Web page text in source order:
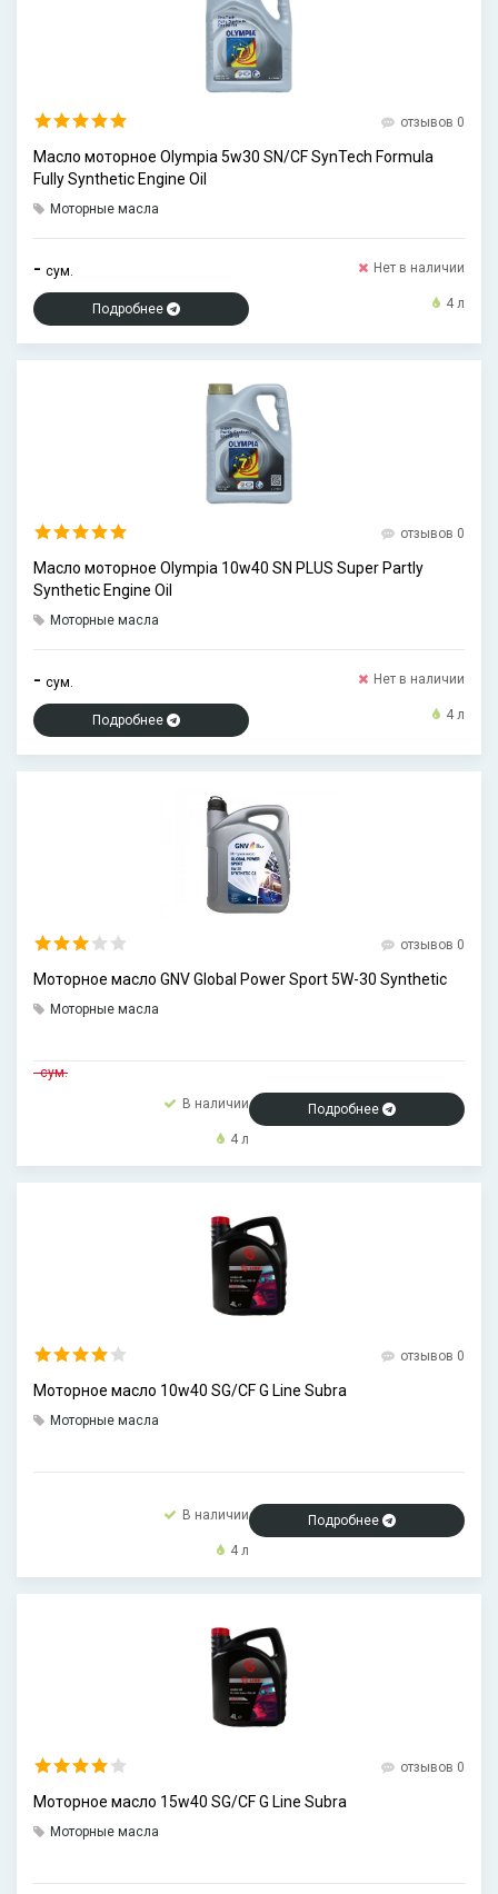
отзывов 0
Масло моторное Olympia 5w30 SN/CF SynTech Formula
Fully Synthetic Engine Oil
Моторные масла
- сум. Нет в наличии
Подробнее 4 л
отзывов 0
Масло моторное Olympia 10w40 SN PLUS Super Partly
Synthetic Engine Oil
Моторные масла
- сум. Нет в наличии
Подробнее 4 л
отзывов 0
Моторное масло GNV Global Power Sport 5W-30 Synthetic
Моторные масла
- сум.
В наличии
Подробнее
4 л
отзывов 0
Моторное масло 10w40 SG/CF G Line Subra
Моторные масла
В наличии
Подробнее
4 л
отзывов 0
Моторное масло 15w40 SG/CF G Line Subra
Моторные масла